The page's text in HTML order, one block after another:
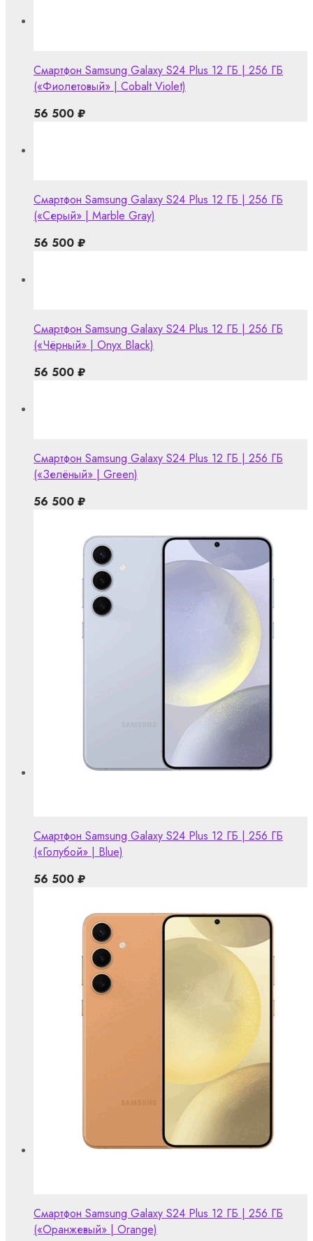
Смартфон Samsung Galaxy S24 Plus 12 ГБ | 256 ГБ
(«Фиолетовый» | Cobalt Violet)
56 500 ₽
Смартфон Samsung Galaxy S24 Plus 12 ГБ | 256 ГБ
(«Серый» | Marble Gray)
56 500 ₽
Смартфон Samsung Galaxy S24 Plus 12 ГБ | 256 ГБ
(«Чёрный» | Onyx Black)
56 500 ₽
Смартфон Samsung Galaxy S24 Plus 12 ГБ | 256 ГБ
(«Зелёный» | Green)
56 500 ₽
Смартфон Samsung Galaxy S24 Plus 12 ГБ | 256 ГБ
(«Голубой» | Blue)
56 500 ₽
Смартфон Samsung Galaxy S24 Plus 12 ГБ | 256 ГБ
(«Оранжевый» | Orange)